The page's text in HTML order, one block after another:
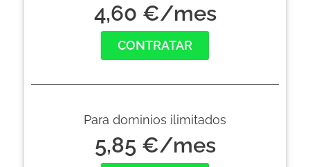
4,60 €/mes
CONTRATAR
Para dominios ilimitados
5,85 €/mes